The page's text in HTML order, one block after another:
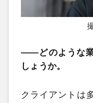
――どのような
しょうか。
クライアントは